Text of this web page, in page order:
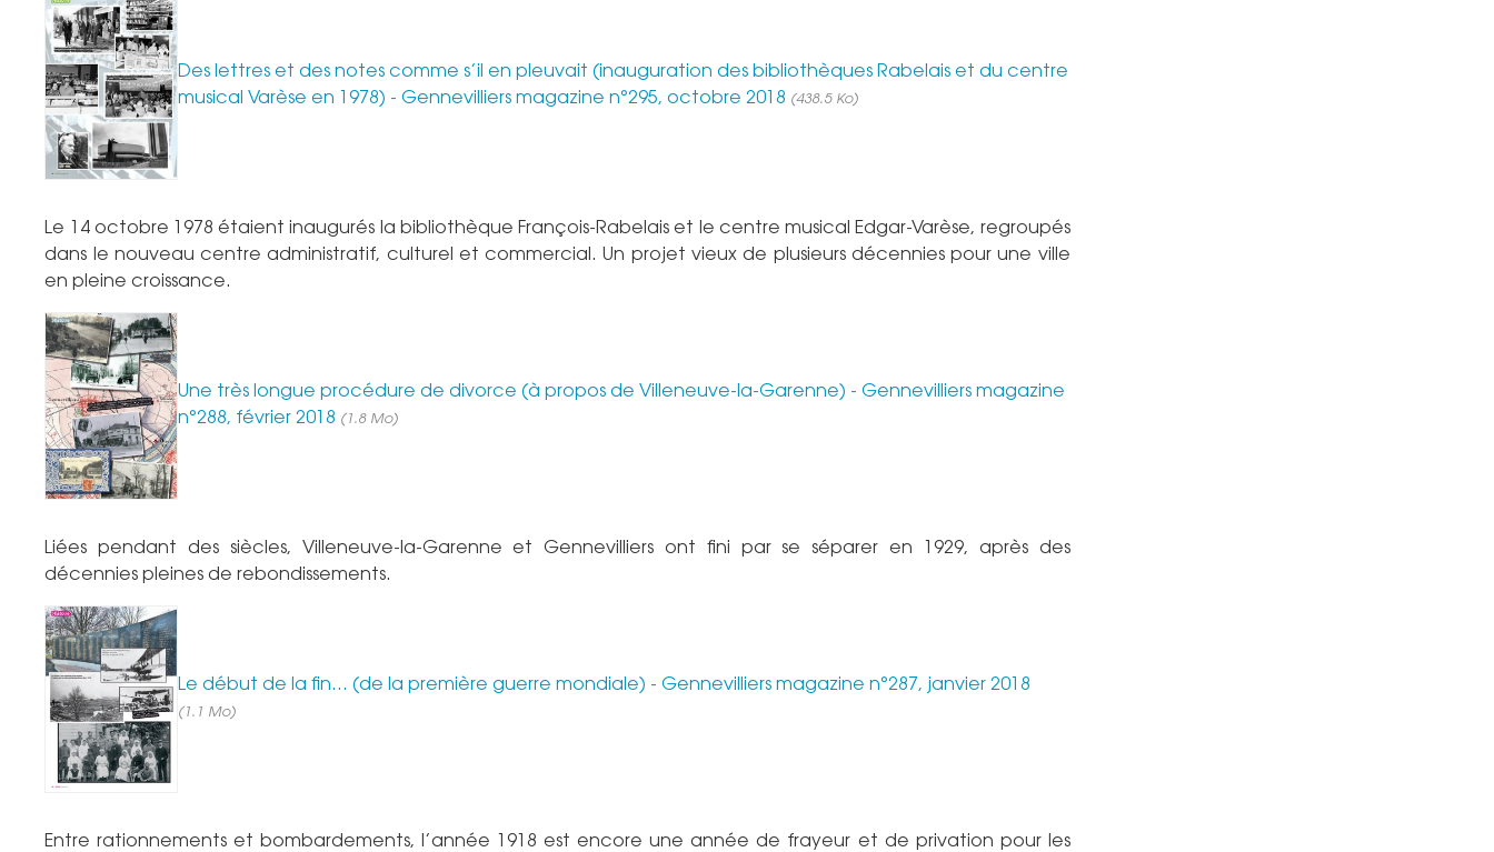
Des lettres et des notes comme s’il en pleuvait (inauguration des bibliothèques Rabelais et du centre
musical Varèse en 1978) - Gennevilliers magazine n°295, octobre 2018 (438.5 Ko)
Le 14 octobre 1978 étaient inaugurés la bibliothèque François-Rabelais et le centre musical Edgar-Varèse, regroupés
dans le nouveau centre administratif, culturel et commercial. Un projet vieux de plusieurs décennies pour une ville
en pleine croissance.
Une très longue procédure de divorce (à propos de Villeneuve-la-Garenne) - Gennevilliers magazine
n°288, février 2018 (1.8 Mo)
Liées pendant des siècles, Villeneuve-la-Garenne et Gennevilliers ont fini par se séparer en 1929, après des
décennies pleines de rebondissements.
Le début de la fin… (de la première guerre mondiale) - Gennevilliers magazine n°287, janvier 2018
(1.1 Mo)
Entre rationnements et bombardements, l’année 1918 est encore une année de frayeur et de privation pour les